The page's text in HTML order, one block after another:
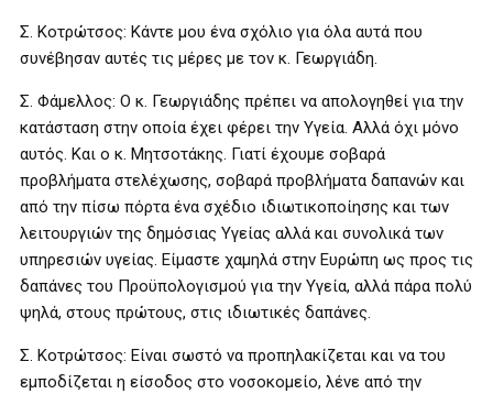
Σ. Κοτρώτσος: Κάντε μου ένα σχόλιο για όλα αυτά που
συνέβησαν αυτές τις μέρες με τον κ. Γεωργιάδη.
Σ. Φάμελλος: Ο κ. Γεωργιάδης πρέπει να απολογηθεί για την
κατάσταση στην οποία έχει φέρει την Υγεία. Αλλά όχι μόνο
αυτός. Και ο κ. Μητσοτάκης. Γιατί έχουμε σοβαρά
προβλήματα στελέχωσης, σοβαρά προβλήματα δαπανών και
από την πίσω πόρτα ένα σχέδιο ιδιωτικοποίησης και των
λειτουργιών της δημόσιας Υγείας αλλά και συνολικά των
υπηρεσιών υγείας. Είμαστε χαμηλά στην Ευρώπη ως προς τις
δαπάνες του Προϋπολογισμού για την Υγεία, αλλά πάρα πολύ
ψηλά, στους πρώτους, στις ιδιωτικές δαπάνες.
Σ. Κοτρώτσος: Είναι σωστό να προπηλακίζεται και να του
εμποδίζεται η είσοδος στο νοσοκομείο, λένε από την